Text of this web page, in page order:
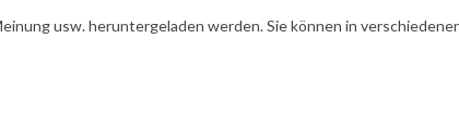
usw. heruntergeladen werden. Sie können in